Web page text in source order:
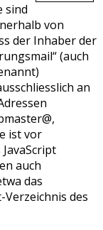
sind
von
der Inhaber der
(auch
an
ist vor
auch
das
des